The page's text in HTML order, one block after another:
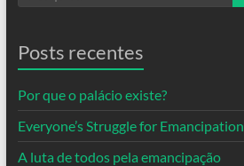
Posts recentes
Por que o palácio existe?
Everyone’s Struggle for Emancipation
A luta de todos pela emancipação